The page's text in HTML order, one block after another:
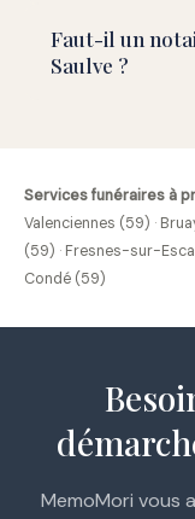
Faut-il un
Saulve ?
Services funéraires à
Valenciennes (59) ·
(59) · Fresnes-sur-
Condé (59)
MemoMori vous